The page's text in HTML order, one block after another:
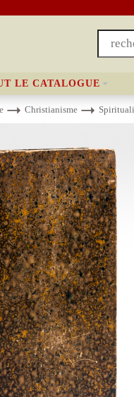
LE CATALOGUE
Christianisme